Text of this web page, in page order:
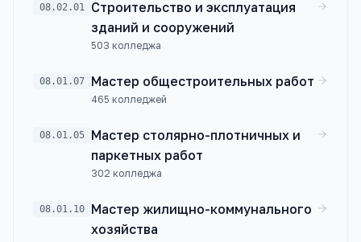
08.02.01
Строительство и эксплуатация
зданий и сооружений
503 колледжа
08.01.07 Мастер общестроительных работ
465 колледжей
08.01.05
Мастер столярно-плотничных и
паркетных работ
302 колледжа
08.01.10
Мастер жилищно-коммунального
хозяйства